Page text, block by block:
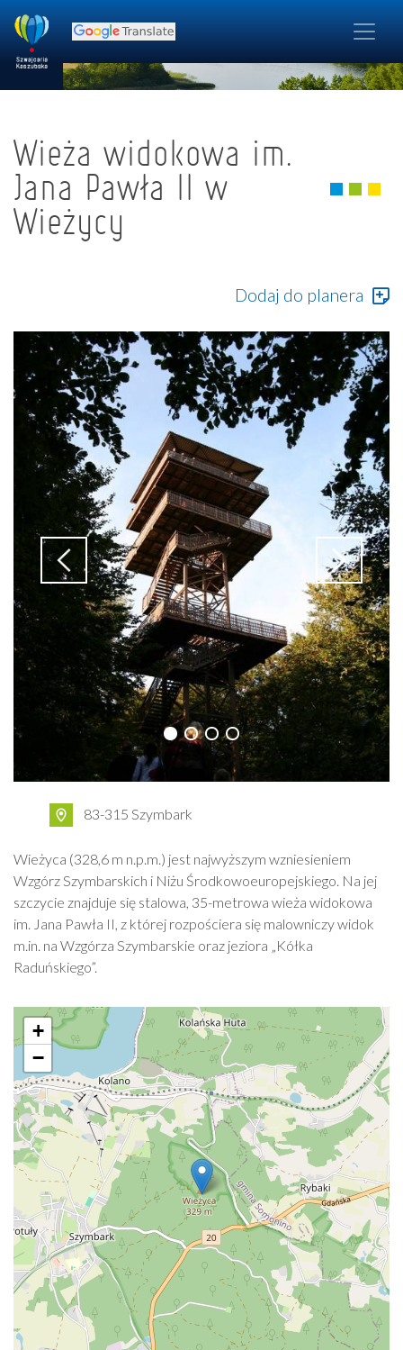
Wieża widokowa im.
Jana Pawła II w
Wieżycy
Dodaj do planera
83-315 Szymbark
Wieżyca (328,6 m n.p.m.) jest najwyższym wzniesieniem
Wzgórz Szymbarskich i Niżu Środkowoeuropejskiego. Na jej
szczycie znajduje się stalowa, 35-metrowa wieża widokowa
im. Jana Pawła II, z której rozpościera się malowniczy widok
m.in. na Wzgórza Szymbarskie oraz jeziora „Kółka
Raduńskiego”.
+
−